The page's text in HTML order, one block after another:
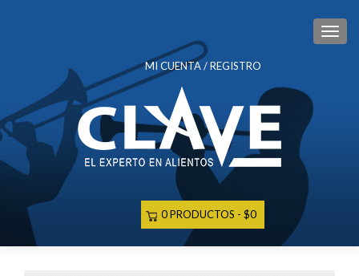
MI CUENTA / REGISTRO
0 PRODUCTOS $0